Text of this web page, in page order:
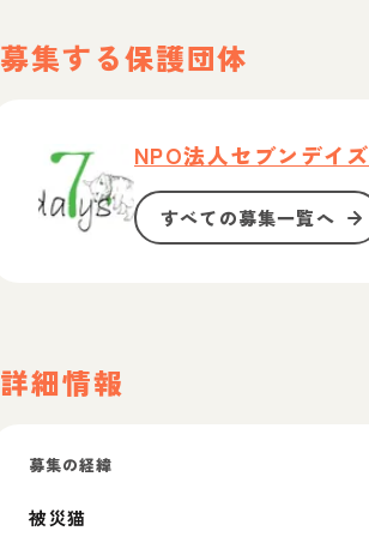
募集する保護団体
NPO法人セブンデイズ
すべての募集一覧へ
詳細情報
募集の経緯
被災猫